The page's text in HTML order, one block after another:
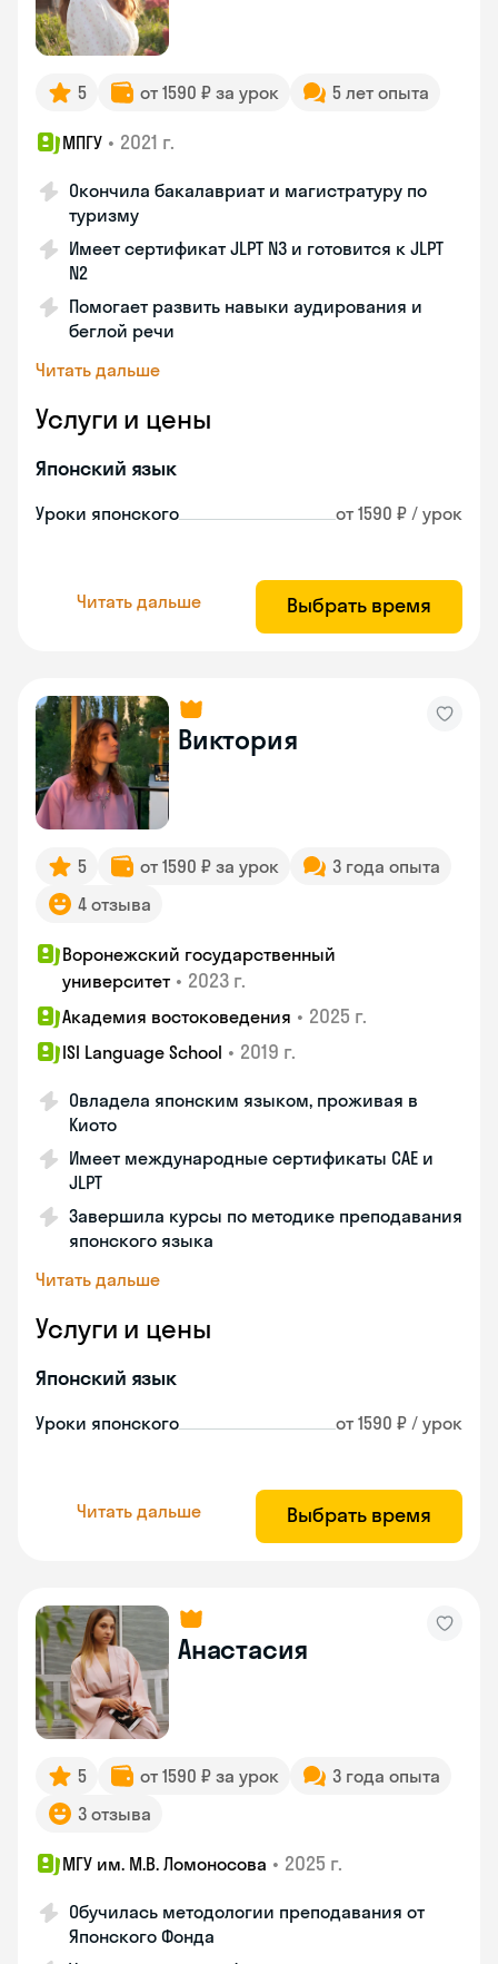
5 от 1590 ₽ за урок 5 лет опыта
МПГУ • 2021 г.
Окончила бакалавриат и магистратуру по
туризму
Имеет сертификат JLPT N3 и готовится к JLPT
N2
Помогает развить навыки аудирования и
беглой речи
Читать дальше
Услуги и цены
Японский язык
Уроки японского от 1590 ₽ / урок
Читать дальше Выбрать время
Виктория
5 от 1590 ₽ за урок
3 года опыта
4 отзыва
Воронежский государственный
университет • 2023 г.
Академия востоковедения • 2025 г.
ISI Language School • 2019 г.
Овладела японским языком, проживая в
Киото
Имеет международные сертификаты CAE и
JLPT
Завершила курсы по методике преподавания
японского языка
Читать дальше
Услуги и цены
Японский язык
Уроки японского от 1590 ₽ / урок
Читать дальше Выбрать время
Анастасия
5 от 1590 ₽ за урок
3 года опыта
3 отзыва
МГУ им. М.В. Ломоносова • 2025 г.
Обучилась методологии преподавания от
Японского Фонда